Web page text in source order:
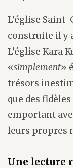
L’église
construite il y
L’église Kara
«simplement»
trésors
que des
emportant
leurs propres
Une lecture